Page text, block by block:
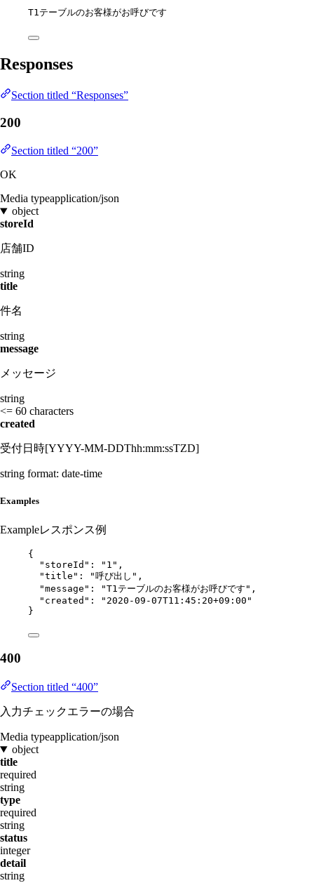
T1テーブルのお客様がお呼びです
Responses
Section titled “Responses”
200
Section titled “200”
OK
Media typeapplication/json
object
storeId
店舗ID
string
title
件名
string
message
メッセージ
string
<= 60 characters
created
受付日時[YYYY-MM-DDThh:mm:ssTZD]
string format: date-time
Examples
Exampleレスポンス例
{
"storeId" : " 1 " ,
"title" : "呼び出し " ,
"message" : "T1テーブルのお客様がお呼びです " ,
"created" : " 2020-09-07T11:45:20+09:00 "
}
400
Section titled “400”
入力チェックエラーの場合
Media typeapplication/json
object
title
required
string
type
required
string
status
integer
detail
string